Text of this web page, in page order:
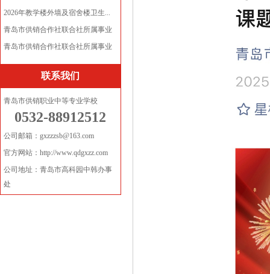
2026年教学楼外墙及宿舍楼卫生...
青岛市供销合作社联合社所属事业
单...
青岛市供销合作社联合社所属事业
单...
联系我们
青岛市供销职业中等专业学校
0532-88912512
公司邮箱：gxzzzsb@163.com
官方网站：http://www.qdgxzz.com
公司地址：青岛市高科园中韩办事
处